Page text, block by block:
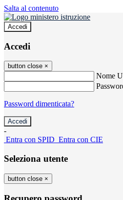
Salta al contenuto
Accedi
Accedi
button close ×
Nome
Password dimenticata?
-
Entra con SPID Entra con CIE
Seleziona utente
button close ×